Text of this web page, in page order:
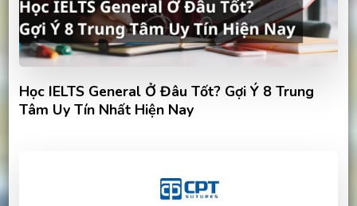
Học IELTS General Ở Đâu Tốt? Gợi Ý 8 Trung
Tâm Uy Tín Nhất Hiện Nay